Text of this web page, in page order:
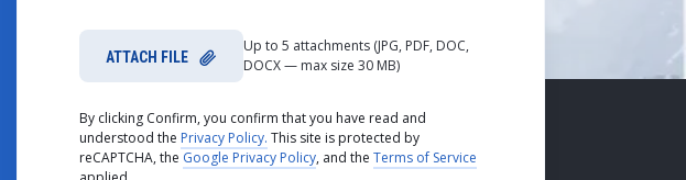
ATTACH FILE
Up to 5 attachments (JPG, PDF, DOC,
DOCX — max size 30 MB)
By clicking Confirm, you confirm that you have read and
understood the Privacy Policy. This site is protected by
reCAPTCHA, the Google Privacy Policy, and the Terms of Service